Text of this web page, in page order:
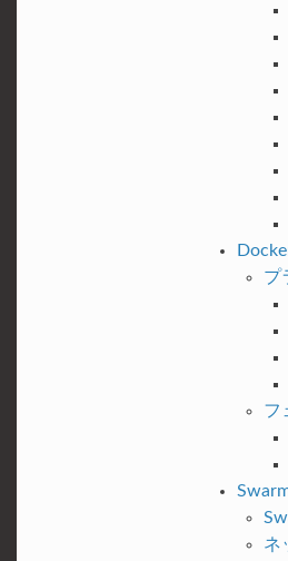
プ
フ
ネ